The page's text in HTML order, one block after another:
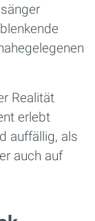
Realität
erlebt
auffällig, als
auch auf